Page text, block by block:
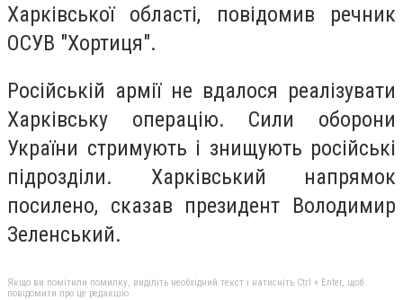
Харківської області, повідомив речник
ОСУВ "Хортиця".
Російській армії не вдалося реалізувати
Харківську операцію. Сили оборони
України стримують і знищують російські
підрозділи. Харківський напрямок
посилено, сказав президент Володимир
Зеленський.
Якщо ви помітили помилку, виділіть необхідний текст і натисніть Ctrl + Enter, щоб
повідомити про це редакцію